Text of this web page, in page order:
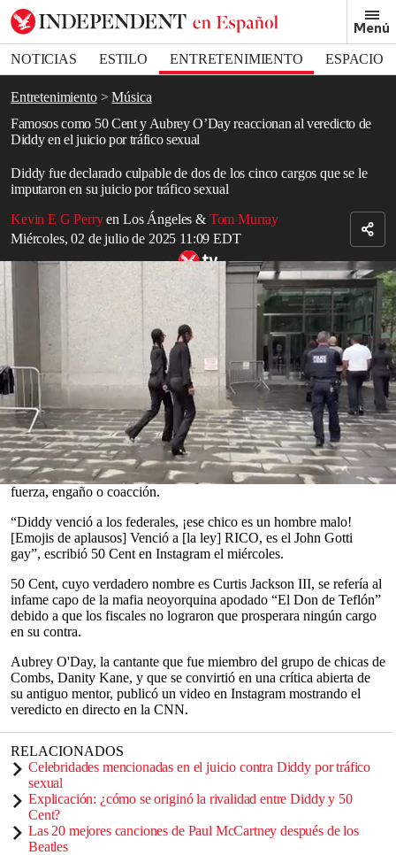
Menú
NOTICIAS ESTILO ENTRETENIMIENTO
ESPACIO
DEPORTES
Entretenimiento
Música
Famosos como 50 Cent y Aubrey O’Day reaccionan al veredicto de
Diddy en el juicio por tráfico sexual
Diddy fue declarado culpable de dos de los cinco cargos que se le
imputaron en su juicio por tráfico sexual
Kevin E G Perry en Los Ángeles & Tom Murray
Miércoles, 02 de julio de 2025 11:09 EDT
Bookmark popover
Removed from bookmarks
Close popover
seconds
La familia de Sean “Diddy” Combs llega al tribunal tras el veredicto
50 Cent, Aubrey O’Day y Rosie O’Donnell reaccionaron pocos
minutos después de que un jurado declarara a Sean “Diddy”
Combs culpable de dos de los cinco cargos que se le imputaban en
su notorio juicio por tráfico sexual.
El magnate de la música fue declarado culpable por transportar
personas con fines de prostitución, pero fue absuelto de los delitos
más graves de asociación ilícita y tráfico sexual inducido por
fuerza, engaño o coacción.
“Diddy venció a los federales, ¡ese chico es un hombre malo!
[Emojis de aplausos] Venció a [la ley] RICO, es el John Gotti
gay”, escribió 50 Cent en Instagram el miércoles.
50 Cent, cuyo verdadero nombre es Curtis Jackson III, se refería al
infame capo de la mafia neoyorquina apodado “El Don de Teflón”
debido a que los fiscales no lograron que prosperara ningún cargo
en su contra.
Aubrey O'Day, la cantante que fue miembro del grupo de chicas de
Combs, Danity Kane, y que se convirtió en una crítica abierta de
su antiguo mentor, publicó un video en Instagram mostrando el
veredicto en directo en la CNN.
RELACIONADOS
Celebridades mencionadas en el juicio contra Diddy por tráfico
sexual
Explicación: ¿cómo se originó la rivalidad entre Diddy y 50
Cent?
Las 20 mejores canciones de Paul McCartney después de los
Beatles